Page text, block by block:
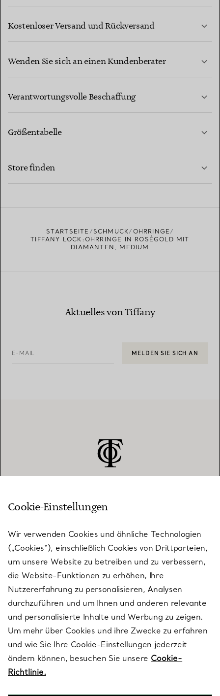
Kostenloser Versand und Rückversand
Wenden Sie sich an einen Kundenberater
Verantwortungsvolle Beschaffung
Größentabelle
Store finden
STARTSEITE SCHMUCK
OHRRINGE
TIFFANY LOCK:OHRRINGE IN ROSÉGOLD MIT
DIAMANTEN, MEDIUM
Aktuelles von Tiffany
E-MAIL MELDEN SIE SICH AN
KUNDENSERVICE
SERVICES
ÜBER TIFFANY & CO.
RECHTLICHE HINWEISE
FOLGEN SIE UNS
Cookie-Einstellungen
Wir verwenden Cookies und ähnliche Technologien
(„Cookies“), einschließlich Cookies von Drittparteien,
um unsere Website zu betreiben und zu verbessern,
die Website-Funktionen zu erhöhen, Ihre
Nutzererfahrung zu personalisieren, Analysen
durchzuführen und um Ihnen und anderen relevante
und personalisierte Inhalte und Werbung zu zeigen.
Um mehr über Cookies und ihre Zwecke zu erfahren
und wie Sie Ihre Cookie-Einstellungen jederzeit
ändern können, besuchen Sie unsere Cookie-
Richtlinie.